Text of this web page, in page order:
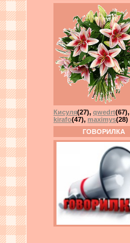
Кисуля(27), qwedrt(67),
kirafo(47), maximys(28)
ГОВОРИЛКА